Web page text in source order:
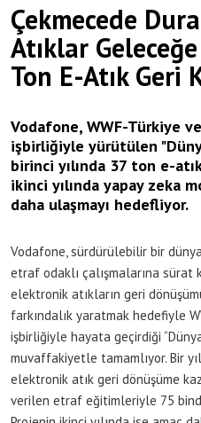
Çekmecede
Atıklar
Ton E-Atık Geri
Vodafone, WWF-Türkiye
işbirliğiyle yürütülen
birinci yılında 37 ton e-
ikinci yılında yapay zeka
daha ulaşmayı hedefliyor.
Vodafone, sürdürülebilir bir
etraf odaklı çalışmalarına sürat
elektronik atıkların geri
farkındalık yaratmak hedefiyle
işbirliğiyle hayata geçirdiği
muvaffakiyetle tamamlıyor. Bir
elektronik atık geri dönüşüme
verilen etraf eğitimleriyle 75